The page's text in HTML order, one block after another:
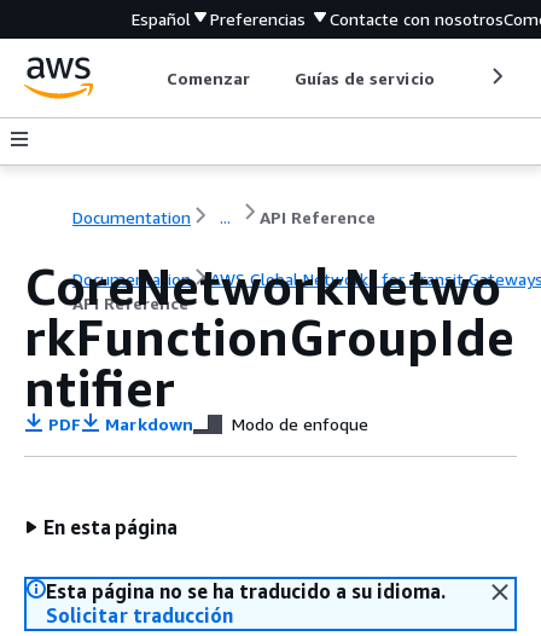
Español Preferencias Contacte con nosotros
Comenzar Guías de servicio
Documentation ... API Reference
Documentation
AWS Global Networks for Transit
API Reference
CoreNetworkNetwo
rkFunctionGroupIde
ntifier
PDF Markdown Modo de enfoque
En esta página
Esta página no se ha traducido a su idioma.
Solicitar traducción